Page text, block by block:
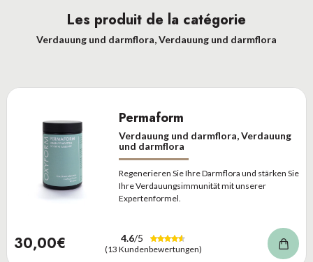
Les produit de la catégorie
Verdauung und darmflora, Verdauung und darmflora
Permaform
Verdauung und darmflora, Verdauung
und darmflora
Regenerieren Sie Ihre Darmflora und stärken Sie
Ihre Verdauungsimmunität mit unserer
Expertenformel.
30,00€ 4.6/5
(13 Kundenbewertungen)